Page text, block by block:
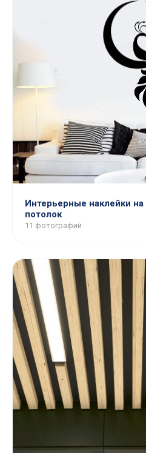
Интерьерные наклейки на
потолок
11 фотографий